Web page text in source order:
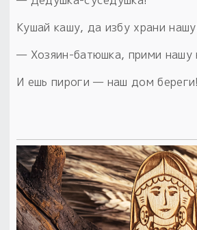
Кушай кашу, да избу храни
— Хозяин-батюшка, прими нашу
И ешь пироги — наш дом береги!